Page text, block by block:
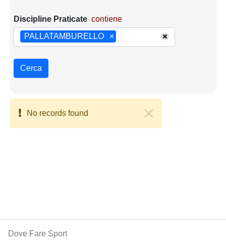
Discipline Praticate contiene
×
PALLATAMBURELLO
Cerca
No records found
Dove Fare Sport